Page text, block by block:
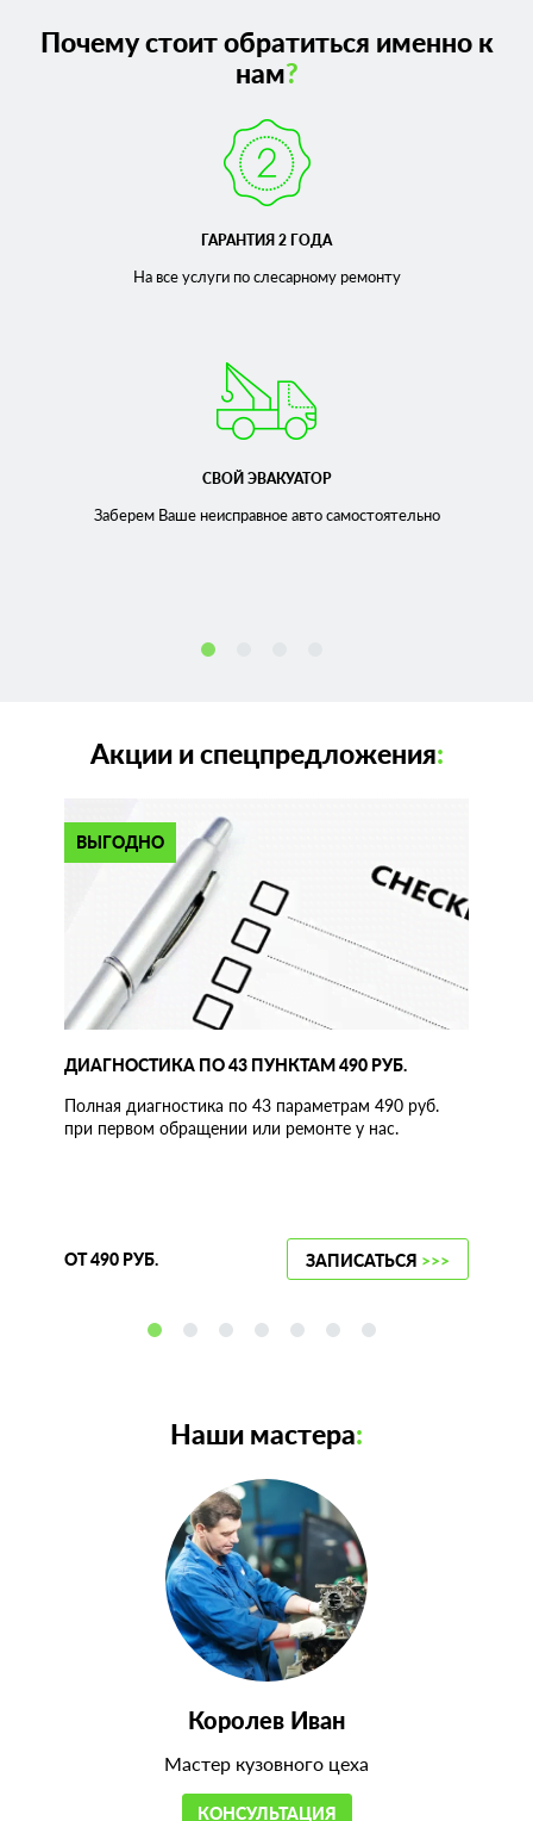
Почему стоит обратиться именно к
нам?
ГАРАНТИЯ 2 ГОДА
На все услуги по слесарномуремонту
СВОЙ ЭВАКУАТОР
Заберем Ваше неисправноеавто самостоятельно
Акции и спецпредложения:
ВЫГОДНО
ДИАГНОСТИКА ПО 43 ПУНКТАМ 490 РУБ.
Полная диагностика по 43 параметрам 490 руб.
при первом обращении или ремонте у нас.
ОТ 490 РУБ. ЗАПИСАТЬСЯ >>>
Наши мастера:
Королев Иван
Мастер кузовного цеха
КОНСУЛЬТАЦИЯ